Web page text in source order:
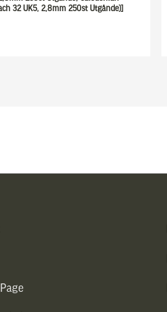
32 UK5, 2,8mm 250st Utgånde)]